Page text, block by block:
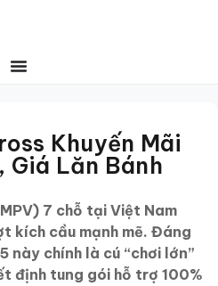
Khuyến Mãi
Giá Lăn Bánh
7 chỗ tại Việt Nam
kích cầu mạnh mẽ. Đáng
này chính là cú “chơi lớn”
định tung gói hỗ trợ 100%